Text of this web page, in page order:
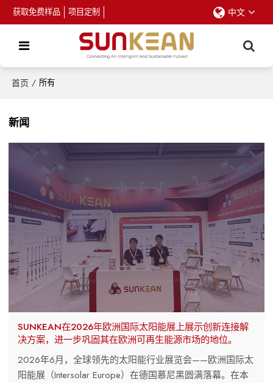
获取免费样品 项目定制 中文
首页 / 所有
新闻
SUNKEAN在2026年欧洲国际太阳能展上展示创新连接解
决方案，进一步巩固其在欧洲可再生能源市场的地位。
2026年6月，全球领先的太阳能行业展览会——欧洲国际太
阳能展（Intersolar Europe）在德国慕尼黑圆满落幕。在本